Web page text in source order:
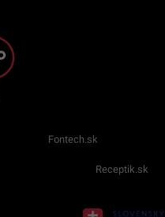
Fontech.sk
Receptik.sk